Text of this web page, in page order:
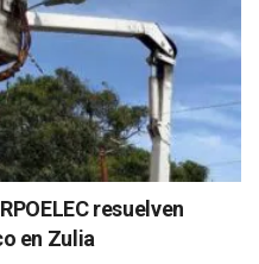
resuelven
en Zulia